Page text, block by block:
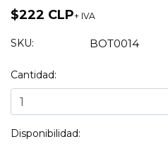
$222 CLP+ IVA
SKU: BOT0014
Cantidad:
Disponibilidad: